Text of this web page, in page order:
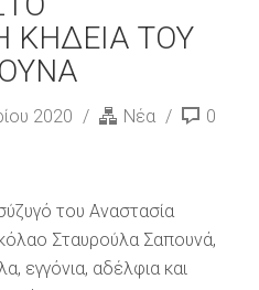
ΚΗΔΕΙΑ ΤΟΥ
2020 Νέα 0
του Αναστασία
Σταυρούλα Σαπουνά,
εγγόνια, αδέλφια και